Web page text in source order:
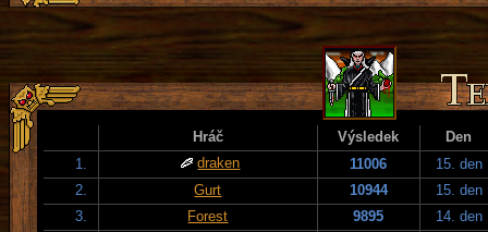
Hráč Výsledek
Den
1.
draken 11006
15. den
2.
Gurt 10944
15. den
3.
Forest 9895
14. den